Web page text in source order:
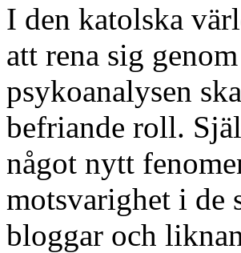
I den katolska
att rena sig
psykoanalysen
befriande roll.
något nytt
motsvarighet i de
bloggar och